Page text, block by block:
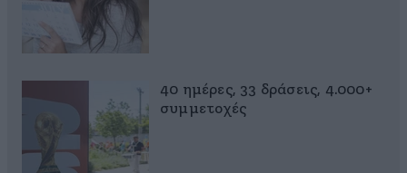
40 ημέρες, 33 δράσεις, 4.000+
συμμετοχές